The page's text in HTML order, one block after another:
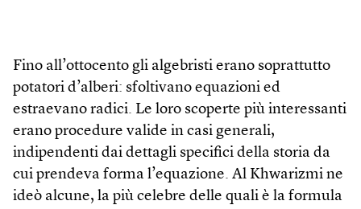
Fino all’ottocento gli algebristi erano soprattutto
potatori d’alberi: sfoltivano equazioni ed
estraevano radici. Le loro scoperte più interessanti
erano procedure valide in casi generali,
indipendenti dai dettagli specifici della storia da
cui prendeva forma l’equazione. Al Khwarizmi ne
ideò alcune, la più celebre delle quali è la formula